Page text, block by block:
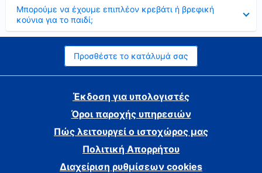
Μπορούμε να έχουμε επιπλέον κρεβάτι ή βρεφική
κούνια για το παιδί;
Προσθέστε το κατάλυμά σας
Έκδοση για υπολογιστές
Όροι παροχής υπηρεσιών
Πώς λειτουργεί ο ιστοχώρος μας
Πολιτική Απορρήτου
Διαχείριση ρυθμίσεων cookies